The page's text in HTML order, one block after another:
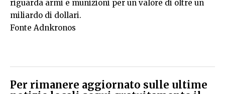
riguarda armi e munizioni per un valore di oltre un
miliardo di dollari.
Fonte Adnkronos
Per rimanere aggiornato sulle ultime